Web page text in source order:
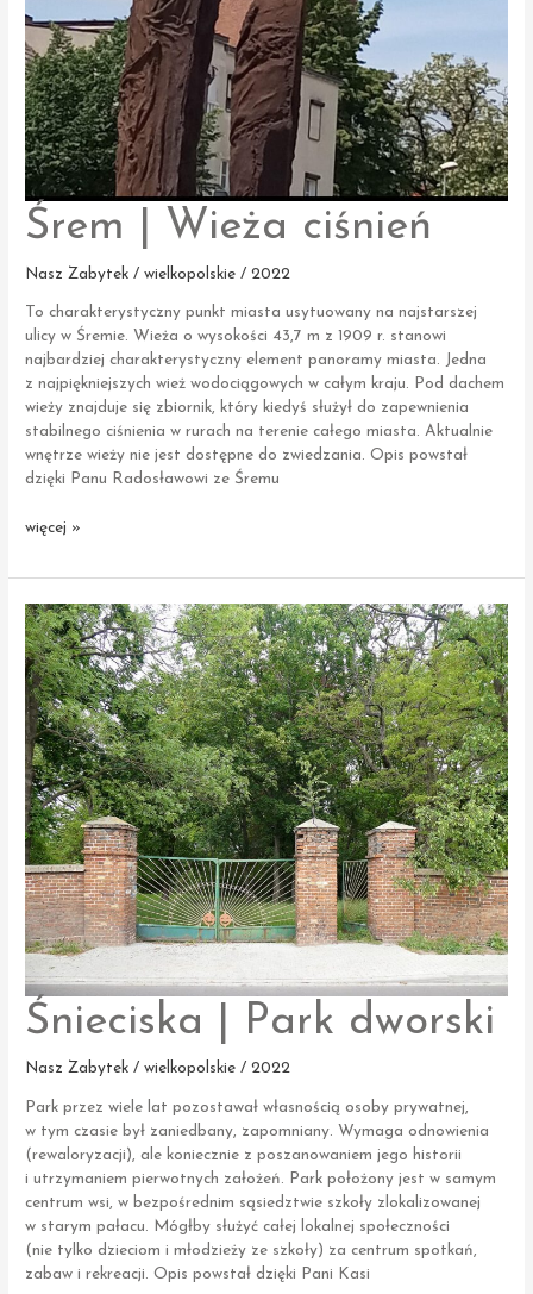
Śrem | Wieża ciśnień
Nasz Zabytek / wielkopolskie / 2022
To charakterystyczny punkt miasta usytuowany na najstarszej
ulicy w Śremie. Wieża o wysokości 43,7 m z 1909 r. stanowi
najbardziej charakterystyczny element panoramy miasta. Jedna
z najpiękniejszych wież wodociągowych w całym kraju. Pod dachem
wieży znajduje się zbiornik, który kiedyś służył do zapewnienia
stabilnego ciśnienia w rurach na terenie całego miasta. Aktualnie
wnętrze wieży nie jest dostępne do zwiedzania. Opis powstał
dzięki Panu Radosławowi ze Śremu
Śrem
Wieża
więcej »
Śnieciska | Park dworski
Nasz Zabytek / wielkopolskie / 2022
Park przez wiele lat pozostawał własnością osoby prywatnej,
w tym czasie był zaniedbany, zapomniany. Wymaga odnowienia
(rewaloryzacji), ale koniecznie z poszanowaniem jego historii
i utrzymaniem pierwotnych założeń. Park położony jest w samym
centrum wsi, w bezpośrednim sąsiedztwie szkoły zlokalizowanej
w starym pałacu. Mógłby służyć całej lokalnej społeczności
(nie tylko dzieciom i młodzieży ze szkoły) za centrum spotkań,
zabaw i rekreacji. Opis powstał dzięki Pani Kasi